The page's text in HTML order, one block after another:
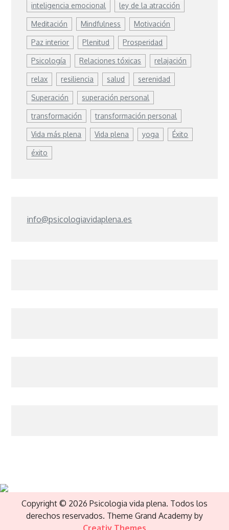
inteligencia emocional ley de la atracción
Meditación Mindfulness Motivación
Paz interior Plenitud Prosperidad
Psicología Relaciones tóxicas relajación
relax resiliencia salud serenidad
Superación superación personal
transformación transformación personal
Vida más plena Vida plena yoga Éxito
éxito
info@psicologiavidaplena.es
Copyright © 2026 Psicologia vida plena. Todos los
derechos reservados. Theme Grand Academy by
Creativ Themes